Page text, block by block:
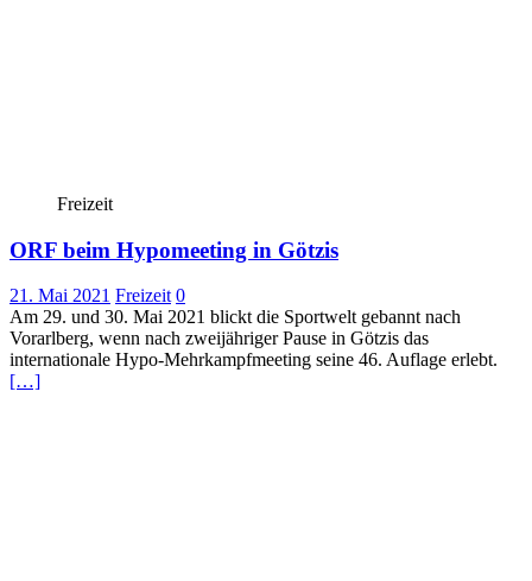
Freizeit
ORF beim Hypomeeting in Götzis
21. Mai 2021 Freizeit 0
Am 29. und 30. Mai 2021 blickt die Sportwelt gebannt nach
Vorarlberg, wenn nach zweijähriger Pause in Götzis das
internationale Hypo-Mehrkampfmeeting seine 46. Auflage erlebt.
[…]